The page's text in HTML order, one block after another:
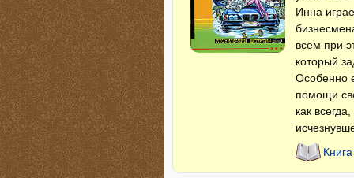
Инна
всем при
который
Особенно
помощи
как